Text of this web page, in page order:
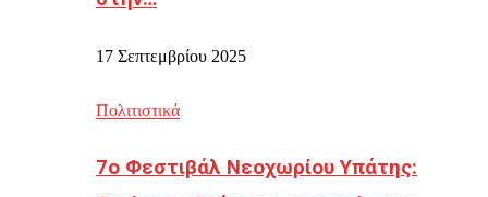
17 Σεπτεμβρίου 2025
Πολιτιστικά
7ο Φεστιβάλ Νεοχωρίου Υπάτης: